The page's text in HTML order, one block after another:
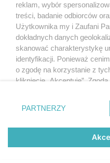
OGŁOSZENIA
WYDARZENIA
NA SKRÓTY
reklam, wybór
treści, badanie odbiorców
Użytkownika my i Zaufani
dokładnych danych
skanować charakterystykę
identyfikacji. Ponieważ
o zgodę na korzystanie z
kliknięcie „Akceptuję”.
prywatności znajdujący się
. Niektóre rodzaje
zgody użytkownika, ale
takiemu przetwarzaniu.
zastosowania tylko na tej
PARTNERZY